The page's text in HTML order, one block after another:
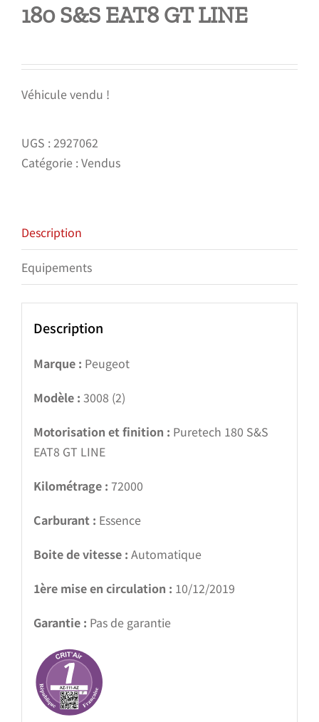
180 S&S EAT8 GT LINE
Véhicule vendu !
UGS :2927062
Catégorie :Vendus
Description
Equipements
Description
Marque : Peugeot
Modèle : 3008 (2)
Motorisation et finition : Puretech 180 S&S
EAT8 GT LINE
Kilométrage : 72000
Carburant : Essence
Boite de vitesse : Automatique
1ère mise en circulation : 10/12/2019
Garantie : Pas de garantie